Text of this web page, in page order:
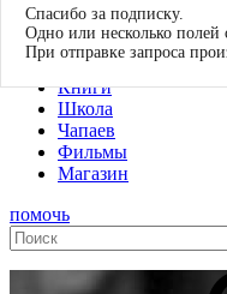
О нас
Журнал
Книги
Школа
Чапаев
Фильмы
Магазин
помочь
Спасибо за подписку.
Одно или несколько полей
При отправке запроса